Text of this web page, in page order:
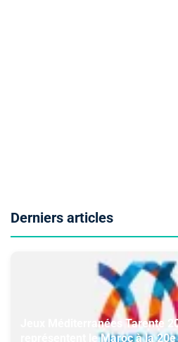
Derniers articles
Jeux Méditerranées Tarente
représentent le Maroc à la 20e